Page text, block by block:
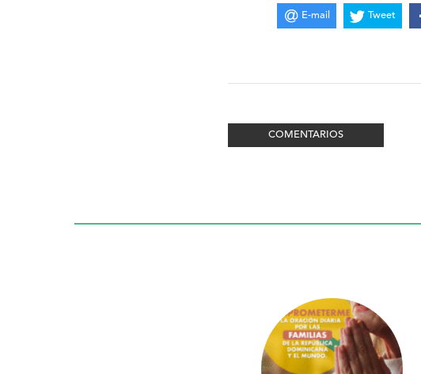
E-mail Tweet
COMENTARIOS